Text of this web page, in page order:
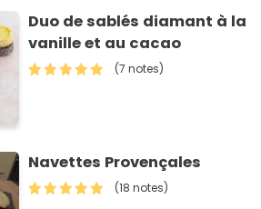
Duo de sablés diamant à la
vanille et au cacao
(7 notes)
Navettes Provençales
(18 notes)